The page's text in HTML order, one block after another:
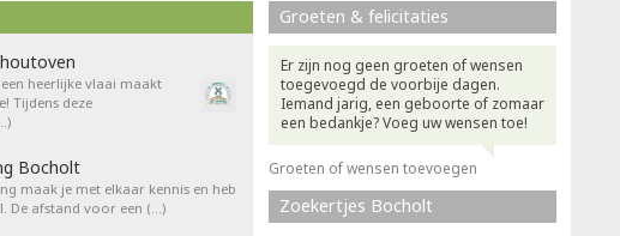
heerlijke vlaai maakt
Tijdens deze
Bocholt
maak je met elkaar kennis en heb
De afstand voor een (…)
Groeten & felicitaties
Er zijn nog geen groeten of wensen
toegevoegd de voorbije dagen.
Iemand jarig, een geboorte of zomaar
een bedankje? Voeg uw wensen toe!
Groeten of wensen toevoegen
Zoekertjes Bocholt